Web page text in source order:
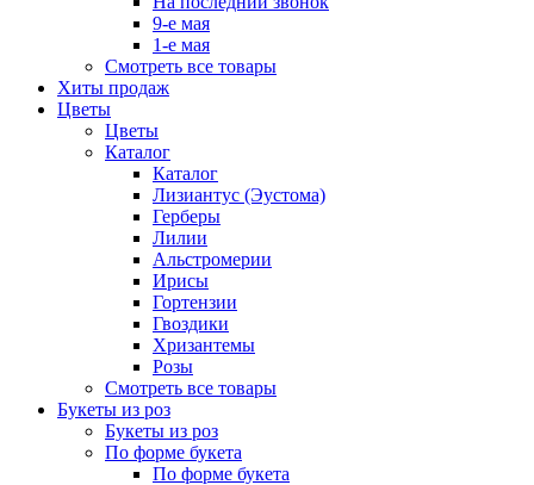
9-е мая
1-е мая
Смотреть все товары
Хиты продаж
Цветы
Цветы
Каталог
Каталог
Лизиантус (Эустома)
Герберы
Лилии
Альстромерии
Ирисы
Гортензии
Гвоздики
Хризантемы
Розы
Смотреть все товары
Букеты из роз
Букеты из роз
По форме букета
По форме букета